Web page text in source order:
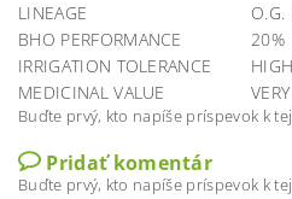
LINEAGE
O.G.
BHO PERFORMANCE
20%
IRRIGATION TOLERANCE
HIGH
MEDICINAL VALUE
Buďte prvý, kto napíše príspevok k
Pridať komentár
Buďte prvý, kto napíše príspevok k